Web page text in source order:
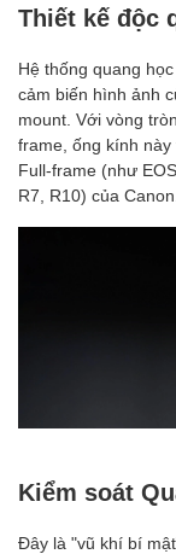
Thiết kế độc
Hệ thống quang
cảm biến hình ảnh
mount. Với vòng
frame, ống kính
Full-frame (như
R7, R10) của Canon.
Kiểm soát
Đây là "vũ khí bí